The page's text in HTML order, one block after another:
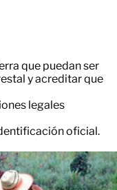
que puedan ser
y acreditar que
legales
oficial.